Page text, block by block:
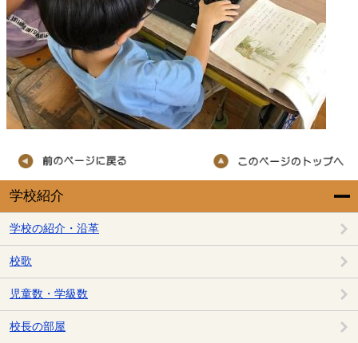
学校紹介
学校の紹介・沿革
校歌
児童数・学級数
校長の部屋